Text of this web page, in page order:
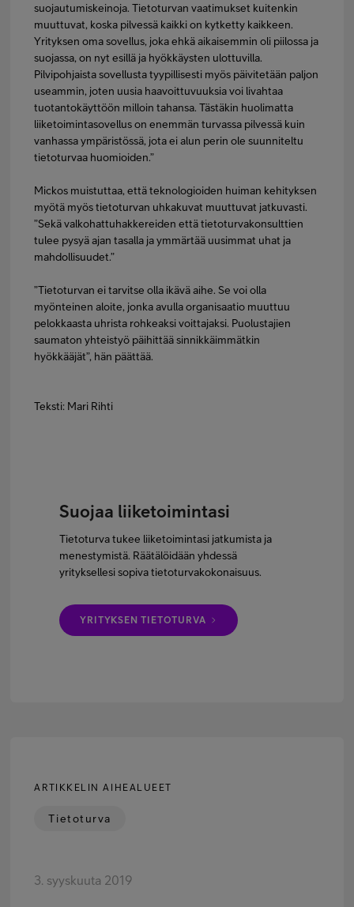
suojautumiskeinoja. Tietoturvan vaatimukset kuitenkin
muuttuvat, koska pilvessä kaikki on kytketty kaikkeen.
Yrityksen oma sovellus, joka ehkä aikaisemmin oli piilossa ja
suojassa, on nyt esillä ja hyökkäysten ulottuvilla.
Pilvipohjaista sovellusta tyypillisesti myös päivitetään paljon
useammin, joten uusia haavoittuvuuksia voi livahtaa
tuotantokäyttöön milloin tahansa. Tästäkin huolimatta
liiketoimintasovellus on enemmän turvassa pilvessä kuin
vanhassa ympäristössä, jota ei alun perin ole suunniteltu
tietoturvaa huomioiden.”
Mickos muistuttaa, että teknologioiden huiman kehityksen
myötä myös tietoturvan uhkakuvat muuttuvat jatkuvasti.
”Sekä valkohattuhakkereiden että tietoturvakonsulttien
tulee pysyä ajan tasalla ja ymmärtää uusimmat uhat ja
mahdollisuudet.”
”Tietoturvan ei tarvitse olla ikävä aihe. Se voi olla
myönteinen aloite, jonka avulla organisaatio muuttuu
pelokkaasta uhrista rohkeaksi voittajaksi. Puolustajien
saumaton yhteistyö päihittää sinnikkäimmätkin
hyökkääjät”, hän päättää.
Teksti: Mari Rihti
Suojaa liiketoimintasi
Tietoturva tukee liiketoimintasi jatkumista ja
menestymistä. Räätälöidään yhdessä
yrityksellesi sopiva tietoturvakokonaisuus.
YRITYKSEN TIETOTURVA
ARTIKKELIN AIHEALUEET
Tietoturva
3. syyskuuta 2019